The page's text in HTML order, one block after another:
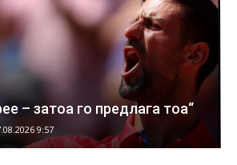
– затоа го предлага тоа“
9:57